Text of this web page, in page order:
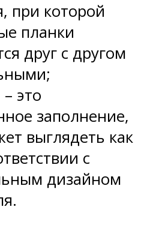
при которой
планки
друг с другом
это
заполнение,
выглядеть как
с
дизайном